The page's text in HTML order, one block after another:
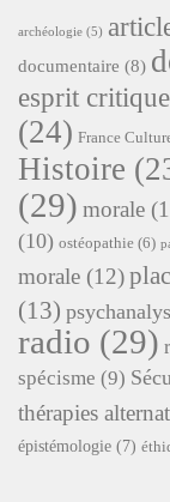
archéologie (5)
documentaire (8)
esprit critique
(24) France
Histoire
(29) morale
(10) ostéopathie (6)
morale (12)
(13)
radio (29)
spécisme (9)
thérapies
épistémologie (7)